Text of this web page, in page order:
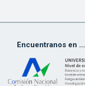
Encuentranos en ...